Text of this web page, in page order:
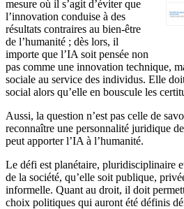
mesure où il s’agit d’éviter que
l’innovation conduise à des
résultats contraires au bien-être
de l’humanité ; dès lors, il
importe que l’IA soit pensée non
pas comme une innovation technique,
sociale au service des individus. Elle
social alors qu’elle en bouscule les
Aussi, la question n’est pas celle de
reconnaître une personnalité juridique
peut apporter l’IA à l’humanité.
Le défi est planétaire, pluridisciplinaire
de la société, qu’elle soit publique,
informelle. Quant au droit, il doit
choix politiques qui auront été définis